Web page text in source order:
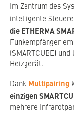
Im Zentrum des
intelligente
die ETHERMA
Funkempfänger
(SMARTCUBE)
Heizgerät.
Dank Multipairing
einzigen
mehrere